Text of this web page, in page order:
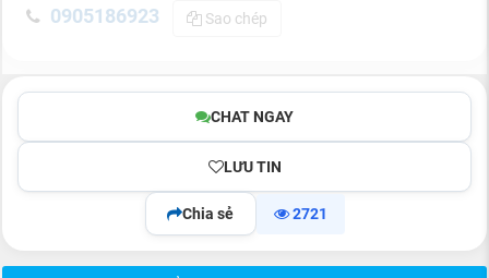
0905186923 Sao chép
CHAT NGAY
LƯU TIN
Chia sẻ 2721